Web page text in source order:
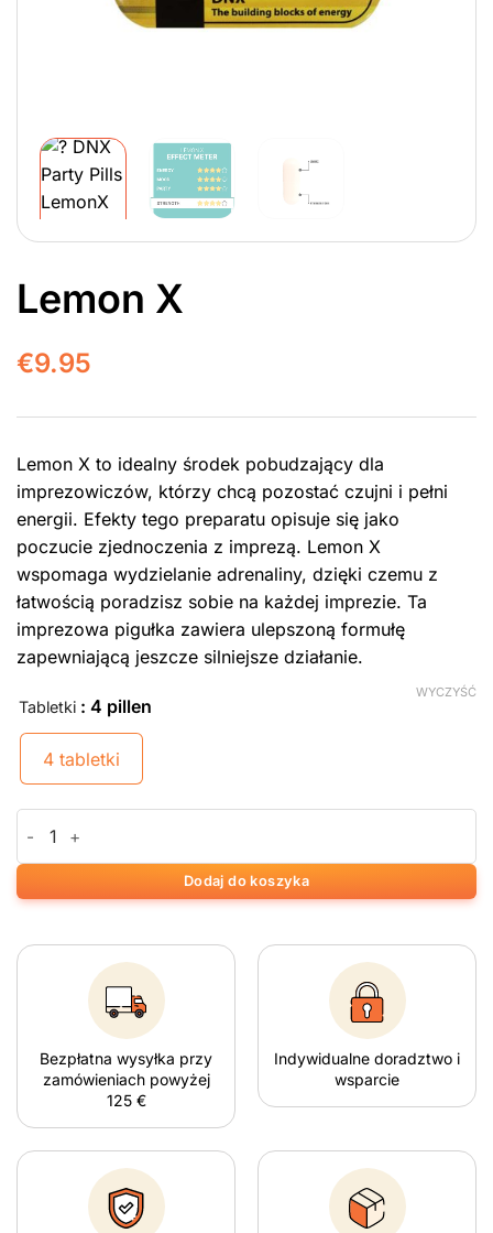
Lemon X
€9.95
Lemon X to idealny środek pobudzający dla
imprezowiczów, którzy chcą pozostać czujni i pełni
energii. Efekty tego preparatu opisuje się jako
poczucie zjednoczenia z imprezą. Lemon X
wspomaga wydzielanie adrenaliny, dzięki czemu z
łatwością poradzisz sobie na każdej imprezie. Ta
imprezowa pigułka zawiera ulepszoną formułę
zapewniającą jeszcze silniejsze działanie.
Tabletki : 4 pillen
4 tabletki
WYCZYŚĆ
Dodaj do koszyka
Bezpłatna wysyłka przy
zamówieniach powyżej
125 €
Indywidualne doradztwo i
wsparcie